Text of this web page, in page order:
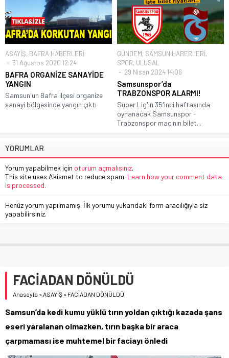
ASAYİŞ, BAFRA HABERLERİ
31 Ağustos 2020 12:24
BAFRA ORGANİZE SANAYİDE
YANGIN
Samsun'un Bafra ilçesi organize
sanayi bölgesinde yangın çıktı
GÜNDEM, SAMSUN HABERLERİ,
SPOR, ULUSAL
29 Nisan 2024 14:06
Samsunspor’da
TRABZONSPOR ALARMI!
Süper Lig'in 35'inci haftasında
oynanacak Samsunspor -
Trabzonspor maçının bilet...
YORUMLAR
Yorum yapabilmek için oturum açmalısınız.
This site uses Akismet to reduce spam. Learn how your comment data
is processed.
Henüz yorum yapılmamış. İlk yorumu yukarıdaki form aracılığıyla siz
yapabilirsiniz.
FACİADAN DÖNÜLDÜ
Anasayfa »ASAYİŞ » FACİADAN DÖNÜLDÜ
Samsun’da kedi kumu yüklü tırın yoldan çıktığı kazada şans
eseri yaralanan olmazken, tırın başka bir araca
çarpmaması ise muhtemel bir faciayı önledi